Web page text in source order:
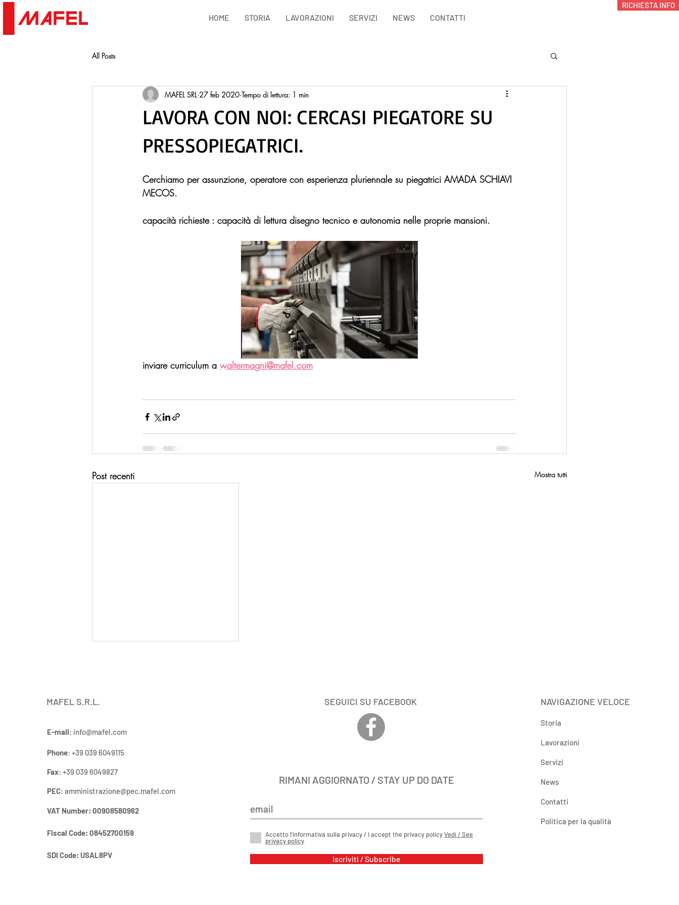
RICHIESTA INFO
HOME STORIA LAVORAZIONI SERVIZI NEWS CONTATTI
All Posts
LAVORA CON NOI: CERCASI PIEGATORE SU
PRESSOPIEGATRICI.
MAFEL SRL 27 feb 2020 Tempo di lettura: 1 min
Cerchiamo per assunzione, operatore con esperienza pluriennale su piegatrici AMADA SCHIAVI
MECOS.
capacità richieste : capacità di lettura disegno tecnico e autonomia nelle proprie mansioni.
inviare curriculum a waltermagni@mafel.com
Post recenti Mostra tutti
saldatura - addetto reparto
magazzino lamiere.
MAFEL S.R.L.
E-mail: info@mafel.com
Phone: +39 039 6049115
Fax: +39 039 6049827
PEC: amministrazione@pec.mafel.com
VAT Number: 00908580962
Fiscal Code: 08452700159
SDI Code: USAL8PV
SEGUICI SU FACEBOOK
RIMANI AGGIORNATO / STAY UP DO DATE
Accetto l'informativa sulla privacy / I accept the privacy policyVedi / See
privacy policy
Iscriviti / Subscribe
NAVIGAZIONE VELOCE
Storia
Lavorazioni
Servizi
News
Contatti
Politica per la qualità